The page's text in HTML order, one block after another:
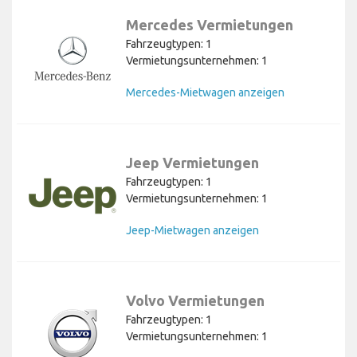
Mercedes Vermietungen
Fahrzeugtypen: 1
Vermietungsunternehmen: 1
Mercedes-Mietwagen anzeigen
Jeep Vermietungen
Fahrzeugtypen: 1
Vermietungsunternehmen: 1
Jeep-Mietwagen anzeigen
Volvo Vermietungen
Fahrzeugtypen: 1
Vermietungsunternehmen: 1